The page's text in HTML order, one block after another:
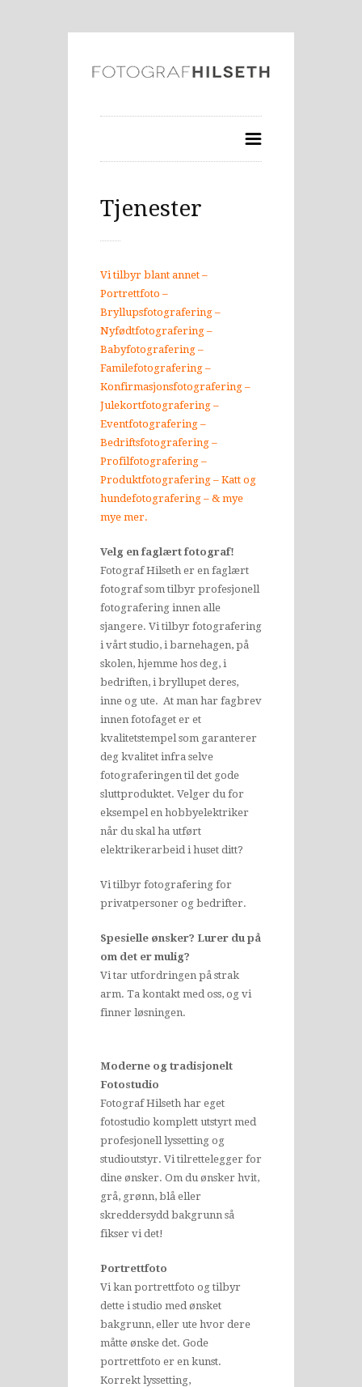
Tjenester
Vi tilbyr blant annet –
Portrettfoto –
Bryllupsfotografering –
Nyfødtfotografering –
Babyfotografering –
Familefotografering –
Konfirmasjonsfotografering –
Julekortfotografering –
Eventfotografering –
Bedriftsfotografering –
Profilfotografering –
Produktfotografering – Katt og
hundefotografering – & mye
mye mer.
Velg en faglært fotograf!
Fotograf Hilseth er en faglært
fotograf som tilbyr profesjonell
fotografering innen alle
sjangere. Vi tilbyr fotografering
i vårt studio, i barnehagen, på
skolen, hjemme hos deg, i
bedriften, i bryllupet deres,
inne og ute. At man har fagbrev
innen fotofaget er et
kvalitetstempel som garanterer
deg kvalitet infra selve
fotograferingen til det gode
sluttproduktet. Velger du for
eksempel en hobbyelektriker
når du skal ha utført
elektrikerarbeid i huset ditt?
Vi tilbyr fotografering for
privatpersoner og bedrifter.
Spesielle ønsker? Lurer du på
om det er mulig?
Vi tar utfordringen på strak
arm. Ta kontakt med oss, og vi
finner løsningen.
Moderne og tradisjonelt
Fotostudio
Fotograf Hilseth har eget
fotostudio komplett utstyrt med
profesjonell lyssetting og
studioutstyr. Vi tilrettelegger for
dine ønsker. Om du ønsker hvit,
grå, grønn, blå eller
skreddersydd bakgrunn så
fikser vi det!
Portrettfoto
Vi kan portrettfoto og tilbyr
dette i studio med ønsket
bakgrunn, eller ute hvor dere
måtte ønske det. Gode
portrettfoto er en kunst.
Korrekt lyssetting,